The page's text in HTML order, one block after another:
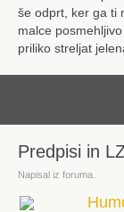
še odprt, ker ga ti
malce
priliko streljat
Predpisi in
Napisal iz foruma.